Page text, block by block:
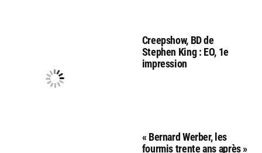
Creepshow, BD de
Stephen King : EO, 1e
impression
« Bernard Werber, les
fourmis trente ans après »